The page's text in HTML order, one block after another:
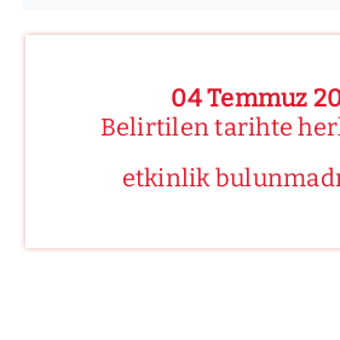
04 Temmuz
Belirtilen tarihte
etkinlik